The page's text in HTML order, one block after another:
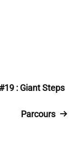
: Giant Steps
Parcours